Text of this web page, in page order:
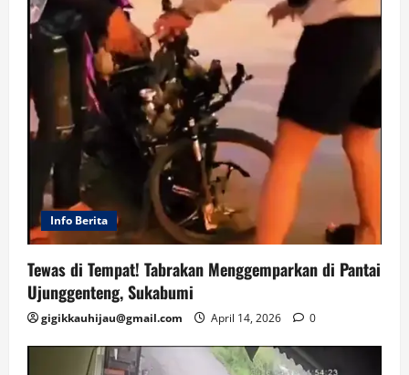
Info Berita
Tewas di Tempat! Tabrakan Menggemparkan di Pantai
Ujunggenteng, Sukabumi
gigikkauhijau@gmail.com April 14, 2026 0